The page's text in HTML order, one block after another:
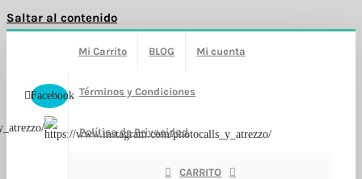
Saltar al contenido
Facebook
Mi Carrito BLOG Mi cuenta
Términos y Condiciones
Política de Privacidad
CARRITO